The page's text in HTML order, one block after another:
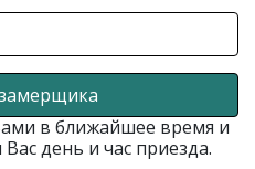
в ближайшее время и
день и час приезда.